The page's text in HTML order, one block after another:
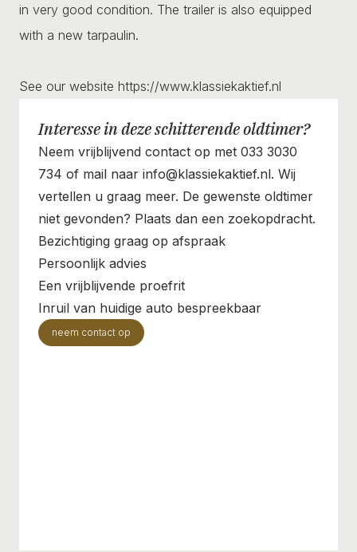
in very good condition. The trailer is also equipped
with a new tarpaulin.
See our website https://www.klassiekaktief.nl
Interesse in deze schitterende oldtimer?
Neem vrijblijvend contact op met 033 3030
734 of mail naar info@klassiekaktief.nl. Wij
vertellen u graag meer. De gewenste oldtimer
niet gevonden? Plaats dan een zoekopdracht.
Bezichtiging graag op afspraak
Persoonlijk advies
Een vrijblijvende proefrit
Inruil van huidige auto bespreekbaar
neem contact op